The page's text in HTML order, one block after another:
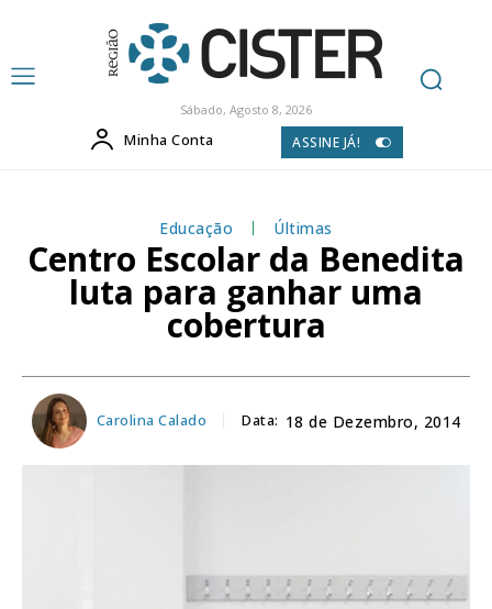
Sábado, Agosto 8, 2026
Minha Conta ASSINE JÁ!
Educação Últimas
Centro Escolar da Benedita
luta para ganhar uma
cobertura
Carolina Calado Data: 18 de Dezembro, 2014